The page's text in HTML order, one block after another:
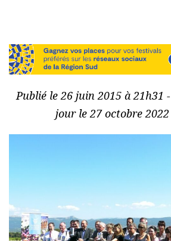
Publié le 26 juin 2015 à 21h31
jour le 27 octobre